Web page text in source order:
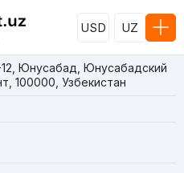
USD UZ
Юнусабад, Юнусабадский
100000, Узбекистан